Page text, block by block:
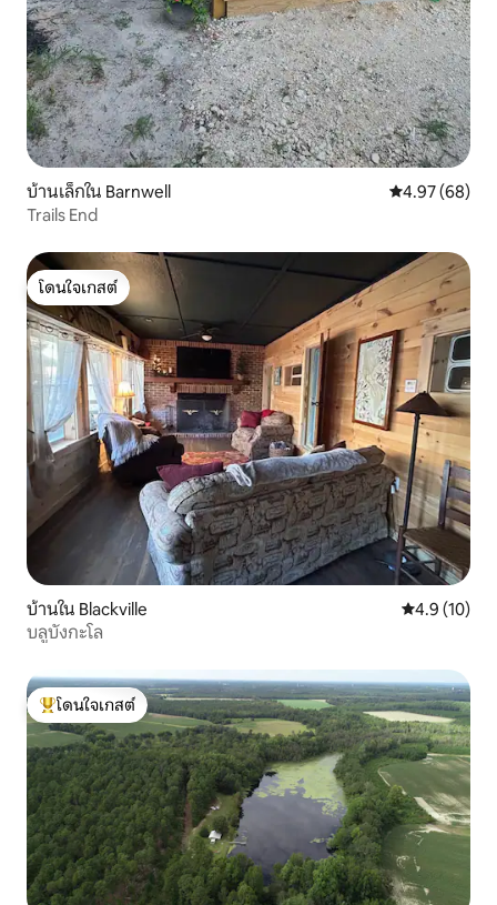
บ้านเล็กใน Barnwell คะแนนเฉลี่ย
4.97 (68)
Trails End
โดนใจเกสต์
โดนใจเกสต์
บ้านใน Blackville คะแนนเฉลี่ย
4.9 (10)
บลูบังกะโล
โดนใจเกสต์ที่สุด
โดนใจเกสต์